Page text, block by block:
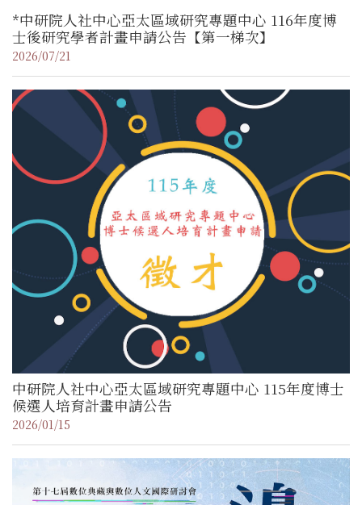
*中研院人社中心亞太區域研究專題中心 116年度博
士後研究學者計畫申請公告【第一梯次】
2026/07/21
中研院人社中心亞太區域研究專題中心 115年度博士
候選人培育計畫申請公告
2026/01/15